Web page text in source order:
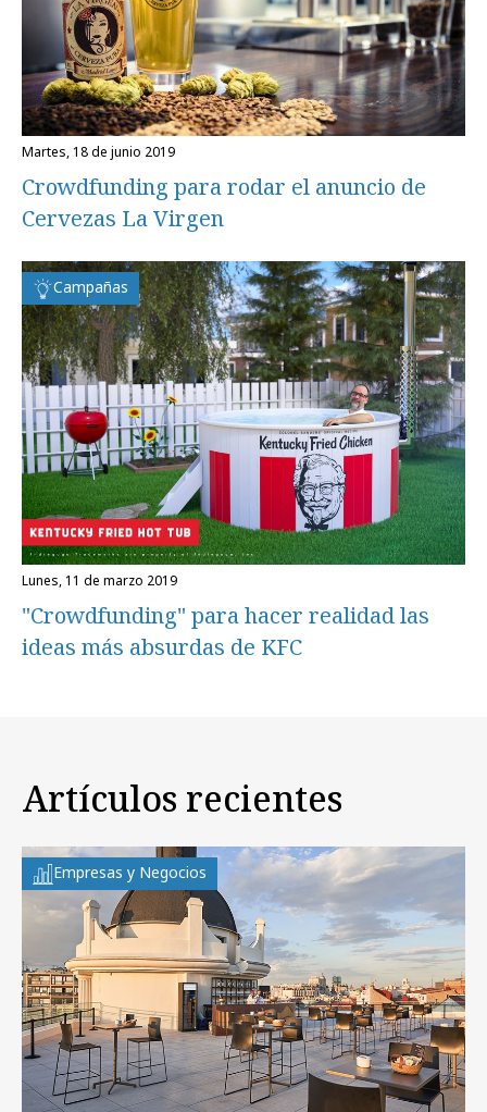
martes, 18 de junio 2019
Crowdfunding para rodar el anuncio de
Cervezas La Virgen
Campañas
lunes, 11 de marzo 2019
"Crowdfunding" para hacer realidad las
ideas más absurdas de KFC
Artículos recientes
Empresas y Negocios